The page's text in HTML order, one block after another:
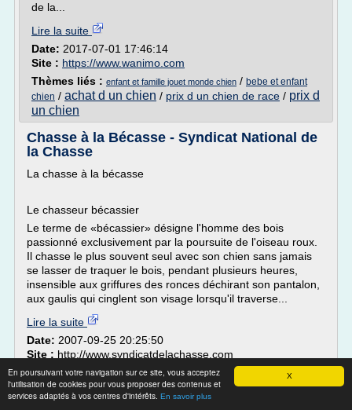
X
En poursuivant votre navigation sur ce site, vous acceptez
l'utilisation de cookies pour vous proposer des contenus et
services adaptés à vos centres d'intérêts. En savoir plus
de la...
Lire la suite
Date: 2017-07-01 17:46:14
Site : https://www.wanimo.com
Thèmes liés : enfant et famille jouet monde chien / bebe et enfant
chien / achat d un chien / prix d un chien de race / prix d
un chien
Chasse à la Bécasse - Syndicat National de
la Chasse
La chasse à la bécasse
Le chasseur bécassier
Le terme de «bécassier» désigne l'homme des bois
passionné exclusivement par la poursuite de l'oiseau roux.
Il chasse le plus souvent seul avec son chien sans jamais
se lasser de traquer le bois, pendant plusieurs heures,
insensible aux griffures des ronces déchirant son pantalon,
aux gaulis qui cinglent son visage lorsqu'il traverse...
Lire la suite
Date: 2007-09-25 20:25:50
Site : http://www.syndicatdelachasse.com
Beagle : chien de compagnie et de chasse
Le Beagle est depuis quelques temps, le chien de chasse